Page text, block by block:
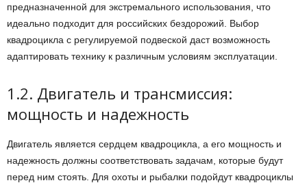
предназначенной для экстремального использования, что
идеально подходит для российских бездорожий. Выбор
квадроцикла с регулируемой подвеской даст возможность
адаптировать технику к различным условиям эксплуатации.
1.2. Двигатель и трансмиссия:
мощность и надежность
Двигатель является сердцем квадроцикла, а его мощность и
надежность должны соответствовать задачам, которые будут
перед ним стоять. Для охоты и рыбалки подойдут квадроциклы